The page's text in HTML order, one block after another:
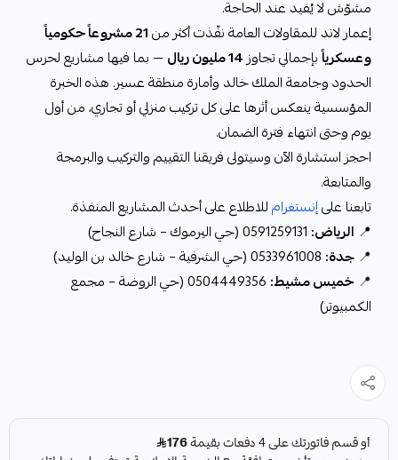
مشوّش لا يُفيد عند الحاجة.
إعمار لاند للمقاولات العامة نفّذت أكثر من
21 مشروعاً حكومياً
وعسكرياًبإجمالي تجاوز14 مليون ريال
— بما فيها مشاريع لحرس
الحدود وجامعة الملك خالد وأمارة منطقة عسير. هذه الخبرة
المؤسسية ينعكس أثرها على كل تركيب منزلي أو تجاري، من أول
يوم وحتى انتهاء فترة الضمان.
احجز استشارة الآن وسيتولى فريقنا التقييم والتركيب والبرمجة
والمتابعة.
تابعنا علىإنستغرامللاطلاع على أحدث المشاريع المنفذة.
📍 الرياض:
📍 جدة:
📍 خميس مشيط:
0504449356 (حي الروضة – مجمع
الكمبيوتر)